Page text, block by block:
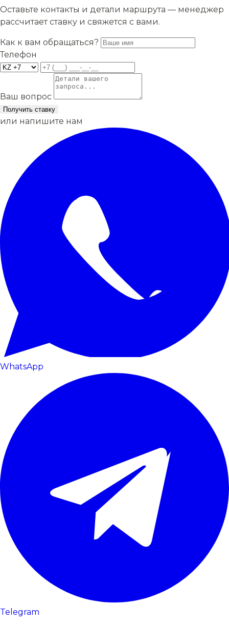
Оставьте контакты и детали маршрута — менеджер
рассчитает ставку и свяжется с вами.
Как к вам обращаться?
Телефон
Ваш вопрос
Получить ставку
или напишите нам
WhatsApp
Telegram